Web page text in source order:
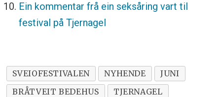
Ein kommentar frå ein seksåring vart til
festival på Tjernagel
SVEIOFESTIVALEN NYHENDE
JUNI
BRÅTVEIT BEDEHUS
TJERNAGEL